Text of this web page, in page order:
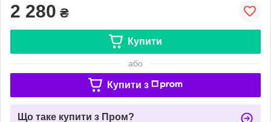
2 280 ₴
Купити
або
Купити з
Що таке купити з Пром?